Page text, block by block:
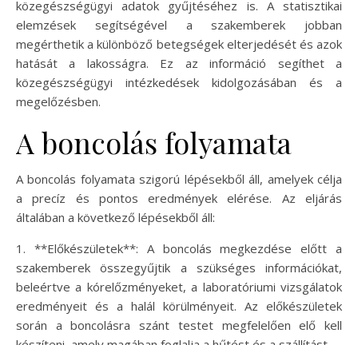
közegészségügyi adatok gyűjtéséhez is. A statisztikai
elemzések segítségével a szakemberek jobban
megérthetik a különböző betegségek elterjedését és azok
hatását a lakosságra. Ez az információ segíthet a
közegészségügyi intézkedések kidolgozásában és a
megelőzésben.
A boncolás folyamata
A boncolás folyamata szigorú lépésekből áll, amelyek célja
a precíz és pontos eredmények elérése. Az eljárás
általában a következő lépésekből áll:
1. **Előkészületek**: A boncolás megkezdése előtt a
szakemberek összegyűjtik a szükséges információkat,
beleértve a kórelőzményeket, a laboratóriumi vizsgálatok
eredményeit és a halál körülményeit. Az előkészületek
során a boncolásra szánt testet megfelelően elő kell